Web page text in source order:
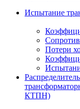
Испытание
Потери
КТПН)